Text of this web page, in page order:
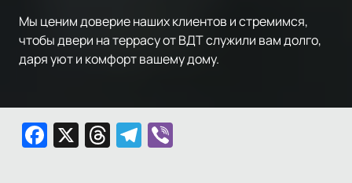
Мы ценим доверие наших клиентов и стремимся,
чтобы двери на террасу от ВДТ служили вам долго,
даря уют и комфорт вашему дому.
Facebook
X Threads
Telegram